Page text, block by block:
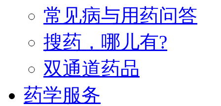
常见病与用药问答
搜药，哪儿有?
双通道药品
药学服务